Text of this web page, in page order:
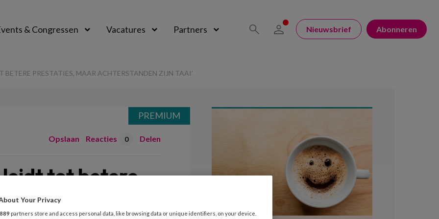
& Congressen Vacatures Partners Nieuwsbrief Abonneren
BETERE PRESTATIES, MAAR ACHTERSTANDEN ZIJN TAAI’
Opslaan Reacties 0 Delen
leidt tot betere
achterstanden
PREMIUM
Your Privacy
889 partners store and access personal data, like browsing data or unique identifiers, on your device.